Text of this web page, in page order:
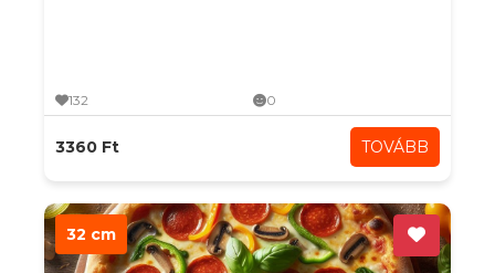
132 0
3360 Ft TOVÁBB
32 cm